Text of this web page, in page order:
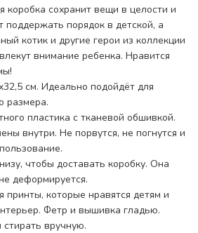
для уюта и комфорта!
коробка сохранит вещи в целости и
поддержать порядок в детской, а
котик и другие герои из коллекции
внимание ребенка. Нравится
см. Идеально подойдёт для
размера.
пластика с тканевой обшивкой.
внутри. Не порвутся, не погнутся и
чтобы доставать коробку. Она
деформируется.
которые нравятся детям и
Фетр и вышивка гладью.
вручную.